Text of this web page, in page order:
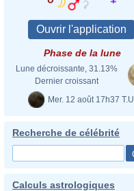
Phase de la lune
Lune décroissante, 31.13%
Dernier croissant
Mer. 12 août 17h37 T.U.
Recherche de célébrité
Calculs astrologiques